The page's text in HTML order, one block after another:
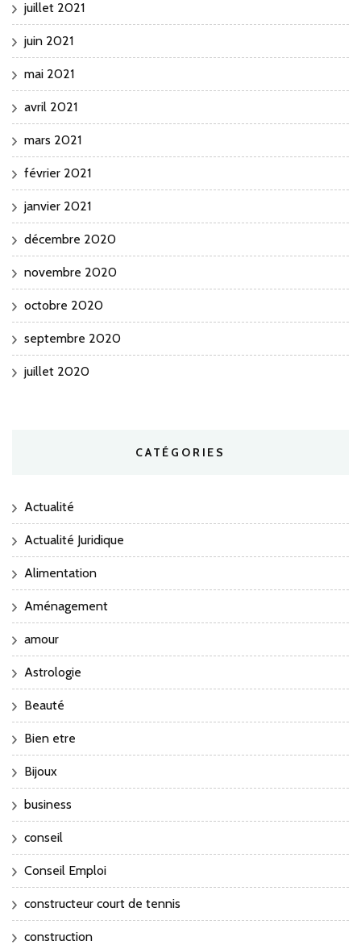
juillet 2021
juin 2021
mai 2021
avril 2021
mars 2021
février 2021
janvier 2021
décembre 2020
novembre 2020
octobre 2020
septembre 2020
juillet 2020
CATÉGORIES
Actualité
Actualité Juridique
Alimentation
Aménagement
amour
Astrologie
Beauté
Bien etre
Bijoux
business
conseil
Conseil Emploi
constructeur court de tennis
construction